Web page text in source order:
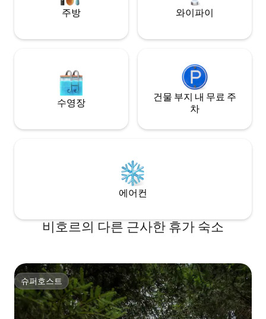
주방 와이파이
수영장
건물 부지 내 무료 주
차
에어컨
비호르의 다른 근사한 휴가 숙소
슈퍼호스트
슈퍼호스트